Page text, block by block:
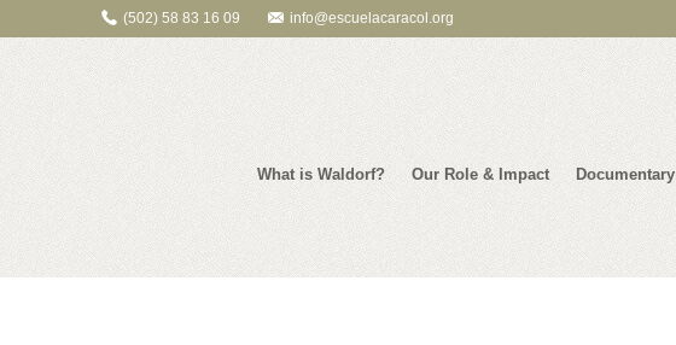
(502) 58 83 16 09 info@escuelacaracol.org
What is Waldorf? Our Role & Impact Documentary